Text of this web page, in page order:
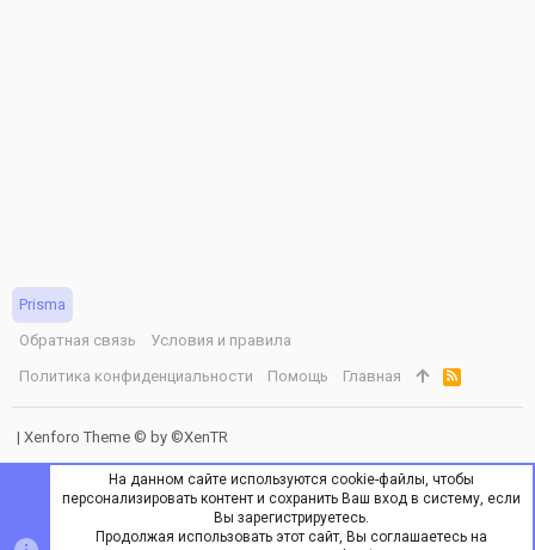
Prisma
Обратная связь
Условия и правила
Политика конфиденциальности
Помощь Главная
R
S
S
| Xenforo Theme © by ©XenTR
На данном сайте используются cookie-файлы, чтобы
персонализировать контент и сохранить Ваш вход в систему, если
Вы зарегистрируетесь.
Продолжая использовать этот сайт, Вы соглашаетесь на